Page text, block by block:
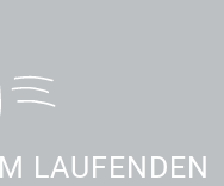
LAUFENDEN